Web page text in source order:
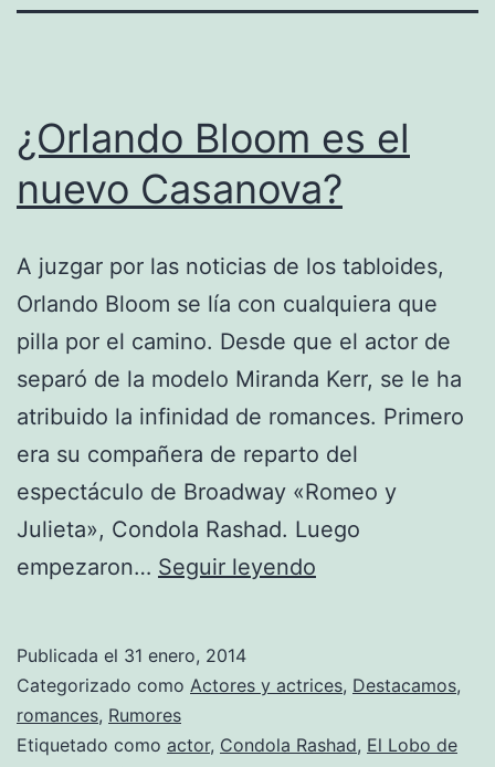
¿Orlando Bloom es el
nuevo Casanova?
A juzgar por las noticias de los tabloides,
Orlando Bloom se lía con cualquiera que
pilla por el camino. Desde que el actor de
separó de la modelo Miranda Kerr, se le ha
atribuido la infinidad de romances. Primero
era su compañera de reparto del
espectáculo de Broadway «Romeo y
Julieta», Condola Rashad. Luego
empezaron… Seguir leyendo
el
Casanova?
Publicada el 31 enero, 2014
Categorizado como Actores y actrices, Destacamos,
romances, Rumores
Etiquetado como actor, Condola Rashad, El Lobo de